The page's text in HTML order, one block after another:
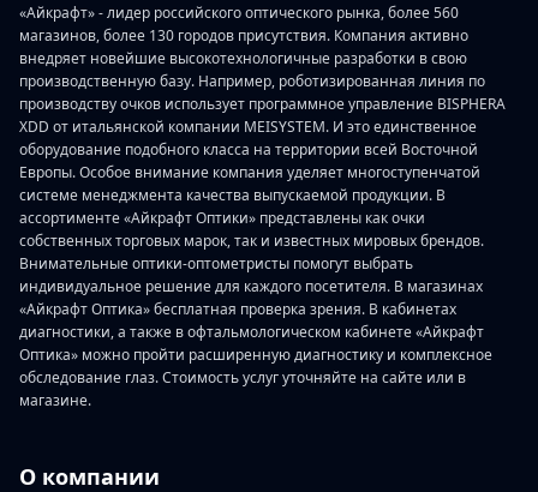
«Айкрафт» - лидер российского оптического рынка, более 560
магазинов, более 130 городов присутствия. Компания активно
внедряет новейшие высокотехнологичные разработки в свою
производственную базу. Например, роботизированная линия по
производству очков использует программное управление BISPHERA
XDD от итальянской компании MEISYSTEM. И это единственное
оборудование подобного класса на территории всей Восточной
Европы. Особое внимание компания уделяет многоступенчатой
системе менеджмента качества выпускаемой продукции. В
ассортименте «Айкрафт Оптики» представлены как очки
собственных торговых марок, так и известных мировых брендов.
Внимательные оптики-оптометристы помогут выбрать
индивидуальное решение для каждого посетителя. В магазинах
«Айкрафт Оптика» бесплатная проверка зрения. В кабинетах
диагностики, а также в офтальмологическом кабинете «Айкрафт
Оптика» можно пройти расширенную диагностику и комплексное
обследование глаз. Стоимость услуг уточняйте на сайте или в
магазине.
О компании